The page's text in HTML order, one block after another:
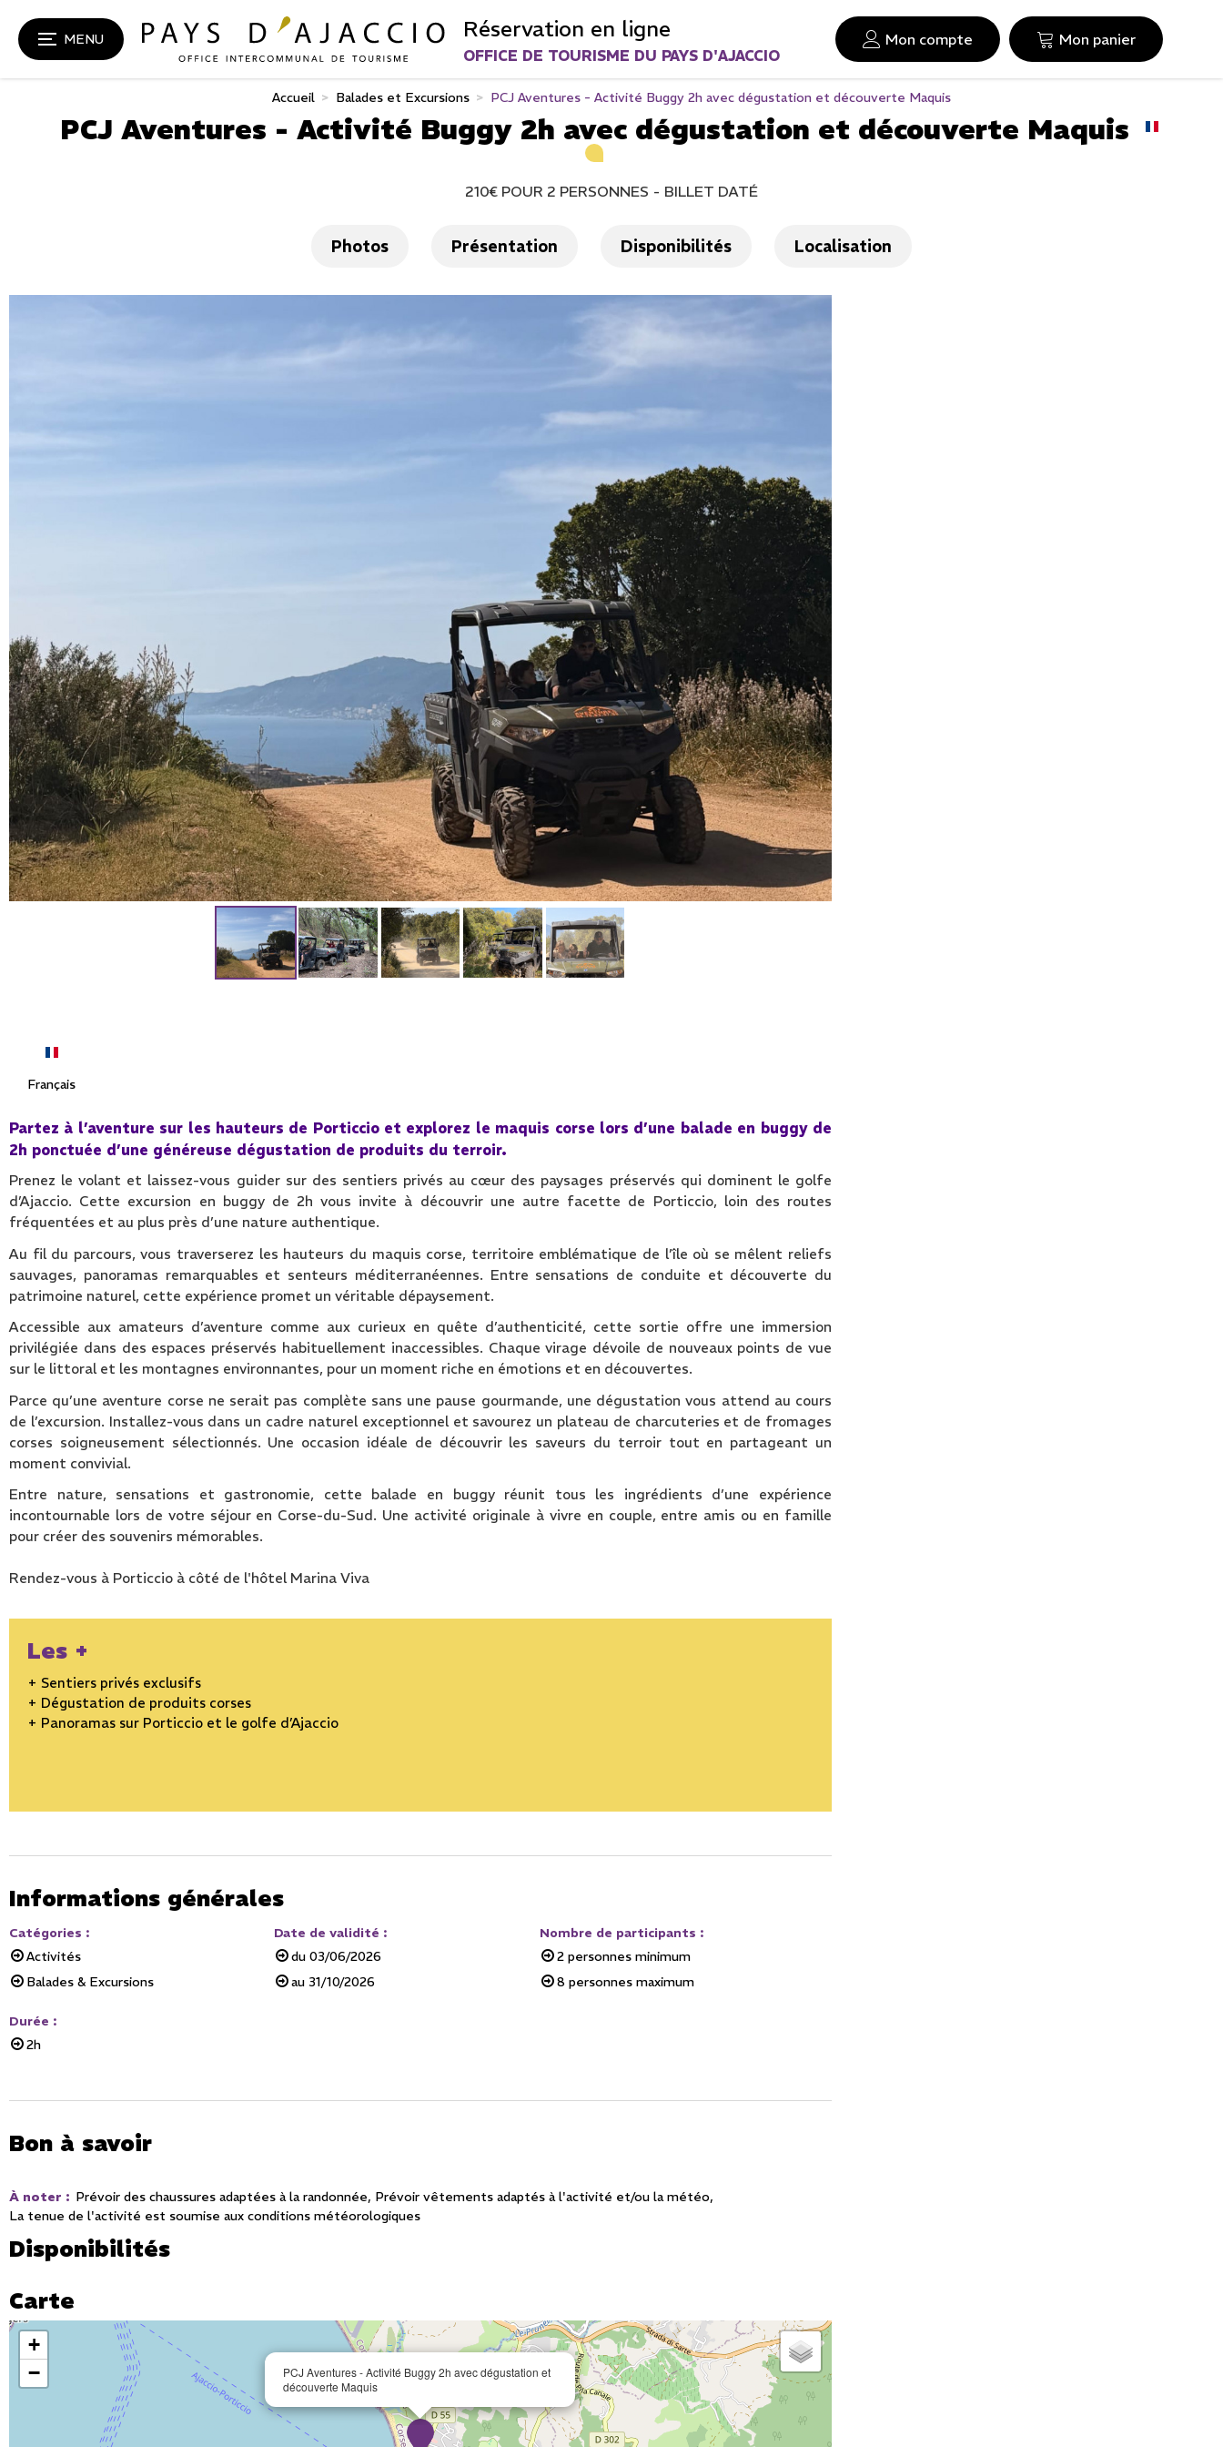
MENU Réservation en ligne
OFFICE DE TOURISME DU PAYS D'AJACCIO
Mon compte Mon panier
Accueil > Balades et Excursions > PCJ Aventures - Activité Buggy 2h avec dégustation et découverte Maquis
PCJ Aventures - Activité Buggy 2h avec dégustation et découverte Maquis
210€ POUR 2 PERSONNES BILLET DATÉ
Photos Présentation Disponibilités Localisation
Français
Partez à l’aventure sur les hauteurs de Porticcio et explorez le maquis corse lors d’une balade en buggy de
2h ponctuée d’une généreuse dégustation de produits du terroir.
Prenez le volant et laissez-vous guider sur des sentiers privés au cœur des paysages préservés qui dominent le golfe
d’Ajaccio. Cette excursion en buggy de 2h vous invite à découvrir une autre facette de Porticcio, loin des routes
fréquentées et au plus près d’une nature authentique.
Au fil du parcours, vous traverserez les hauteurs du maquis corse, territoire emblématique de l’île où se mêlent reliefs
sauvages, panoramas remarquables et senteurs méditerranéennes. Entre sensations de conduite et découverte du
patrimoine naturel, cette expérience promet un véritable dépaysement.
Accessible aux amateurs d’aventure comme aux curieux en quête d’authenticité, cette sortie offre une immersion
privilégiée dans des espaces préservés habituellement inaccessibles. Chaque virage dévoile de nouveaux points de vue
sur le littoral et les montagnes environnantes, pour un moment riche en émotions et en découvertes.
Parce qu’une aventure corse ne serait pas complète sans une pause gourmande, une dégustation vous attend au cours
de l’excursion. Installez-vous dans un cadre naturel exceptionnel et savourez un plateau de charcuteries et de fromages
corses soigneusement sélectionnés. Une occasion idéale de découvrir les saveurs du terroir tout en partageant un
moment convivial.
Entre nature, sensations et gastronomie, cette balade en buggy réunit tous les ingrédients d’une expérience
incontournable lors de votre séjour en Corse-du-Sud. Une activité originale à vivre en couple, entre amis ou en famille
pour créer des souvenirs mémorables.
Rendez-vous à Porticcio à côté de l'hôtel Marina Viva
Les +
+ Sentiers privés exclusifs
+ Dégustation de produits corses
+ Panoramas sur Porticcio et le golfe d’Ajaccio
Informations générales
Catégories :
Activités
Balades & Excursions
Date de validité :
du 03/06/2026
au 31/10/2026
Nombre de participants :
2 personnes minimum
8 personnes maximum
Durée :
2h
Bon à savoir
À noter : Prévoir des chaussures adaptées à la randonnée Prévoir vêtements adaptés à l'activité et/ou la météo
La tenue de l'activité est soumise aux conditions météorologiques
Disponibilités
Carte
PCJ Aventures - Activité Buggy 2h avec dégustation et
découverte Maquis
+
−